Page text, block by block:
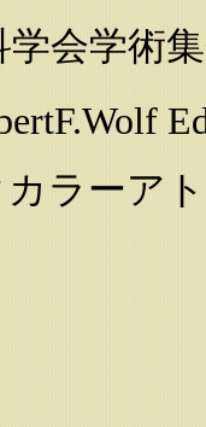
会学術
カラー